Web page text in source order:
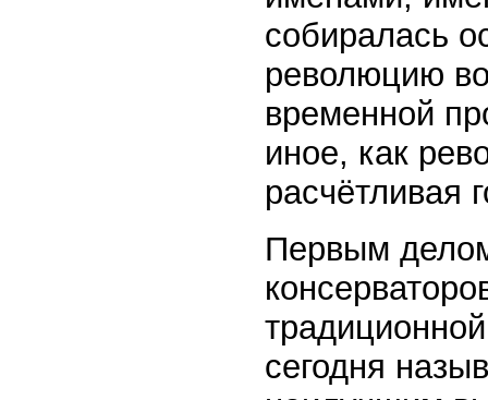
собиралась
революцию
временной
иное, как
расчётливая
Первым
сегодня